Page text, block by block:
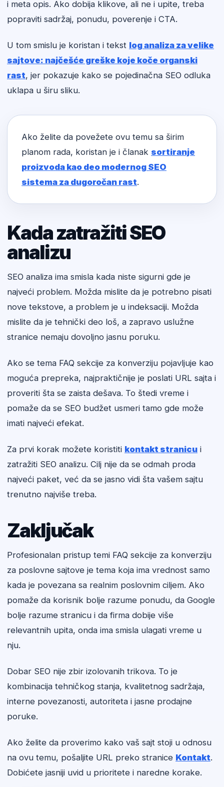
i meta opis. Ako dobija klikove, ali ne i upite, treba
popraviti sadržaj, ponudu, poverenje i CTA.
U tom smislu je koristan i tekst log analiza za velike
sajtove: najčešće greške koje koče organski
rast, jer pokazuje kako se pojedinačna SEO odluka
uklapa u širu sliku.
Ako želite da povežete ovu temu sa širim
planom rada, koristan je i članak sortiranje
proizvoda kao deo modernog SEO
sistema za dugoročan rast.
Kada zatražiti SEO
analizu
SEO analiza ima smisla kada niste sigurni gde je
najveći problem. Možda mislite da je potrebno pisati
nove tekstove, a problem je u indeksaciji. Možda
mislite da je tehnički deo loš, a zapravo uslužne
stranice nemaju dovoljno jasnu poruku.
Ako se tema FAQ sekcije za konverziju pojavljuje kao
moguća prepreka, najpraktičnije je poslati URL sajta i
proveriti šta se zaista dešava. To štedi vreme i
pomaže da se SEO budžet usmeri tamo gde može
imati najveći efekat.
Za prvi korak možete koristiti kontakt stranicu i
zatražiti SEO analizu. Cilj nije da se odmah proda
najveći paket, već da se jasno vidi šta vašem sajtu
trenutno najviše treba.
Zaključak
Profesionalan pristup temi FAQ sekcije za konverziju
za poslovne sajtove je tema koja ima vrednost samo
kada je povezana sa realnim poslovnim ciljem. Ako
pomaže da korisnik bolje razume ponudu, da Google
bolje razume stranicu i da firma dobije više
relevantnih upita, onda ima smisla ulagati vreme u
nju.
Dobar SEO nije zbir izolovanih trikova. To je
kombinacija tehničkog stanja, kvalitetnog sadržaja,
interne povezanosti, autoriteta i jasne prodajne
poruke.
Ako želite da proverimo kako vaš sajt stoji u odnosu
na ovu temu, pošaljite URL preko stranice Kontakt.
Dobićete jasniji uvid u prioritete i naredne korake.